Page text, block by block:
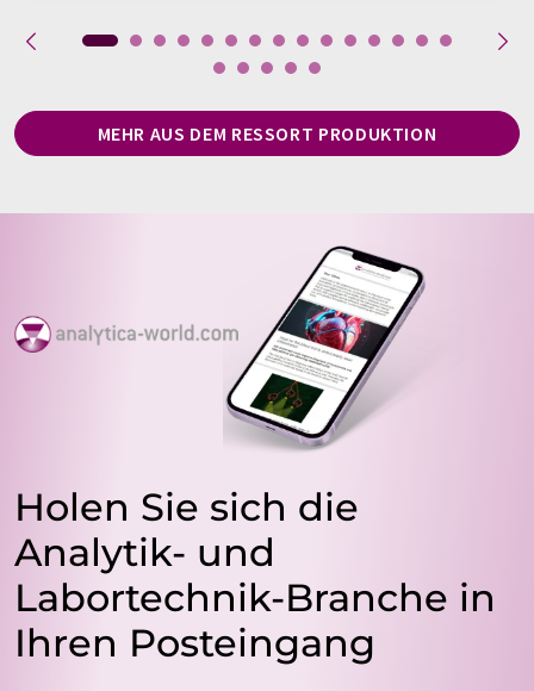
MEHR AUS DEM RESSORT PRODUKTION
Holen Sie sich die
Analytik- und
Labortechnik-Branche in
Ihren Posteingang